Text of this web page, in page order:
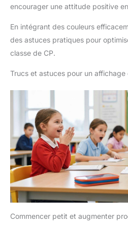
encourager une attitude positive
En intégrant des couleurs
des astuces pratiques pour
classe de CP.
Trucs et astuces pour un affichage
Commencer petit et augmenter